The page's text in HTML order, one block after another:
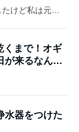
けど私は元気
くまで！オギ
が来るなん
水器をつけた